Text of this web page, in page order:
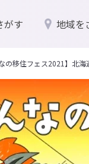
がす 地域を
なの移住フェス2021】北